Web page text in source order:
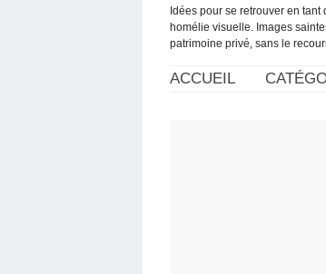
Idées pour se retrouver en
homélie visuelle. Images
patrimoine privé, sans le
ACCUEIL